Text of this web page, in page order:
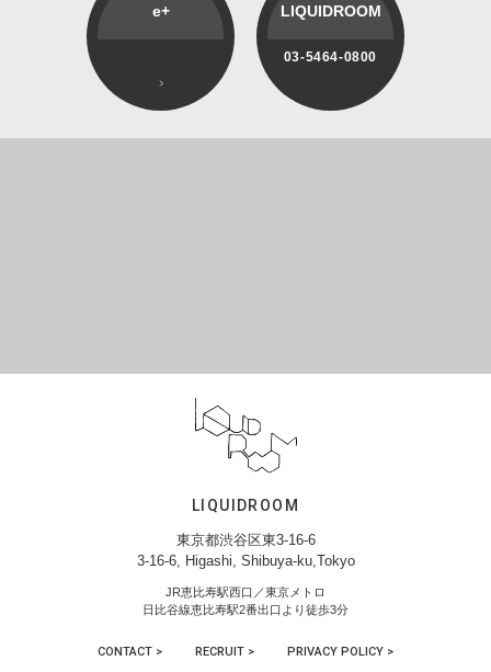
e+ LIQUIDROOM
03-5464-0800
LIQUIDROOM
東京都渋谷区東3-16-6
3-16-6, Higashi, Shibuya-ku,Tokyo
JR恵比寿駅西口／東京メトロ
日比谷線恵比寿駅2番出口より徒歩3分
CONTACT > RECRUIT > PRIVACY POLICY >